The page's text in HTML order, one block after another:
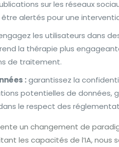
sur les réseaux
être alertés pour une
les utilisateurs dans
la thérapie plus
de traitement.
:garantissez la
potentielles de
le respect des
un changement de
les capacités de l’IA, nous